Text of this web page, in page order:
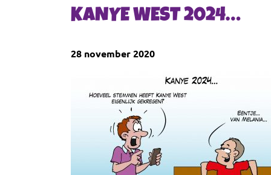
KANYE WEST 2024…
28 november 2020